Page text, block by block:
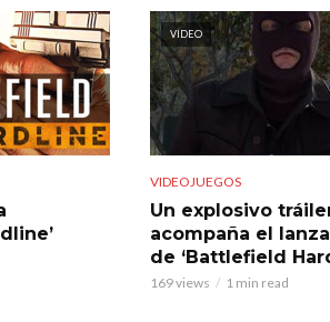
VIDEO
VIDEOJUEGOS
Un explosivo
acompaña el
de ‘Battlefield
169 views 1 min read